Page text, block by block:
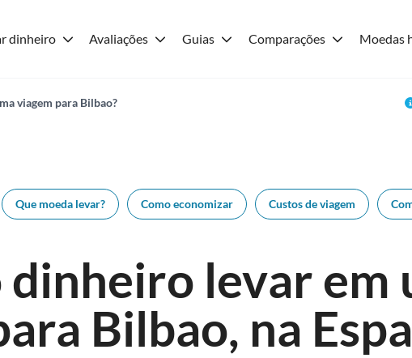
dinheiro Avaliações Guias Comparações Moedas
viagem para Bilbao?
Que moeda levar? Como economizar Custos de viagem
levar em
Bilbao, na